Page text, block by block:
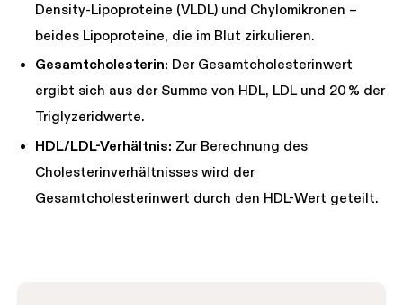
Density-Lipoproteine (VLDL) und Chylomikronen –
beides Lipoproteine, die im Blut zirkulieren.
Gesamtcholesterin: Der Gesamtcholesterinwert
ergibt sich aus der Summe von HDL, LDL und 20 % der
Triglyzeridwerte.
HDL/LDL-Verhältnis: Zur Berechnung des
Cholesterinverhältnisses wird der
Gesamtcholesterinwert durch den HDL-Wert geteilt.